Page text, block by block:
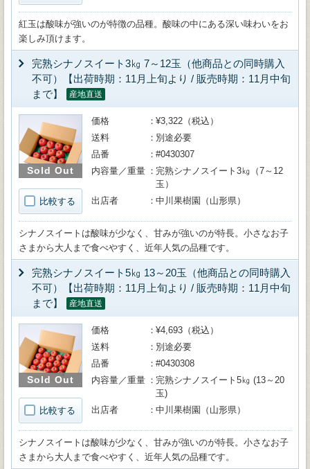
紅玉は酸味が強いのが特徴の品種。酸味の中にある深い味わいをお
楽しみ頂けます。
完熟シナノスイート3㎏ 7～12玉（他商品との同時購入
不可）【出荷時期：11月上旬より / 販売時期：11月中旬
まで】
産地直送
Sold Out
比較する
価格
¥3,322（税込）
送料
別途必要
品番
#0430307
内容量／重量
完熟シナノスイート3㎏（7～12
玉）
出店者
中川果樹園（山形県）
シナノスイートは酸味が少なく、甘みが強いのが特長。小さなお子
さまから大人まで食べやすく、近年人気の品種です。
完熟シナノスイート5㎏ 13～20玉（他商品との同時購入
不可）【出荷時期：11月上旬より / 販売時期：11月中旬
まで】
産地直送
Sold Out
比較する
価格
¥4,693（税込）
送料
別途必要
品番
#0430308
内容量／重量
完熟シナノスイート5㎏ (13～20
玉)
出店者
中川果樹園（山形県）
シナノスイートは酸味が少なく、甘みが強いのが特長。小さなお子
さまから大人まで食べやすく、近年人気の品種です。